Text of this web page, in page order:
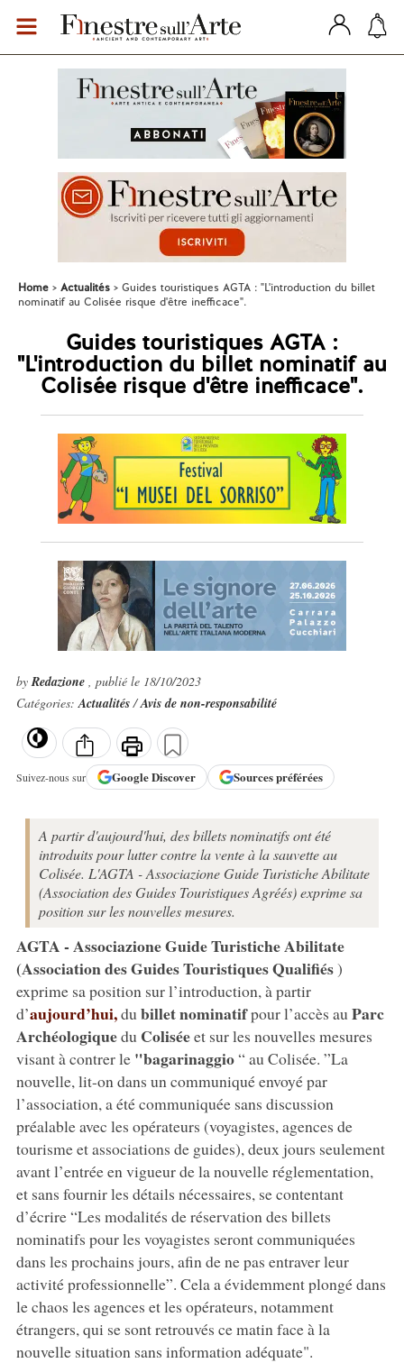
Home Actualités
Guides touristiques AGTA : "L'introduction du billet
nominatif au Colisée risque d'être inefficace".
Guides touristiques AGTA :
"L'introduction du billet nominatif au
Colisée risque d'être inefficace".
byRedazione , publié le 18/10/2023
Catégories:Actualités/Avis de non-responsabilité
Suivez-nous sur GoogleDiscover Sources préférées
A partir d'aujourd'hui, des billets nominatifs ont été
introduits pour lutter contre la vente à la sauvette au
Colisée. L'AGTA - Associazione Guide Turistiche Abilitate
(Association des Guides Touristiques Agréés) exprime sa
position sur les nouvelles mesures.
AGTA - Associazione Guide Turistiche Abilitate
(Association des Guides Touristiques Qualifiés)
exprime sa position sur l’introduction, à partir
d’aujourd’hui,dubillet nominatifpour l’accès au Parc
Archéologiquedu Coliséeet sur les nouvelles mesures
visant à contrer le"bagarinaggio“ au Colisée. ”La
nouvelle, lit-on dans un communiqué envoyé par
l’association, a été communiquée sans discussion
préalable avec les opérateurs (voyagistes, agences de
tourisme et associations de guides), deux jours seulement
avant l’entrée en vigueur de la nouvelle réglementation,
et sans fournir les détails nécessaires, se contentant
d’écrire “Les modalités de réservation des billets
nominatifs pour les voyagistes seront communiquées
dans les prochains jours, afin de ne pas entraver leur
activité professionnelle”. Cela a évidemment plongé dans
le chaos les agences et les opérateurs, notamment
étrangers, qui se sont retrouvés ce matin face à la
nouvelle situation sans information adéquate".